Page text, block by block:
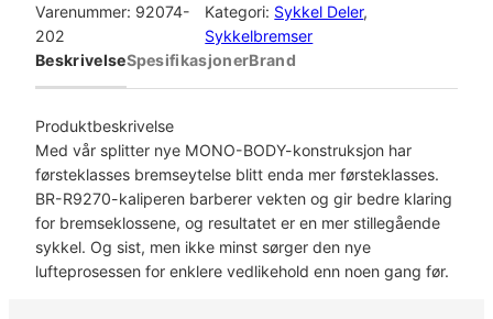
Varenummer: 92074-
202
Kategori: Sykkel Deler
Sykkelbremser
BeskrivelseSpesifikasjonerBrand
Produktbeskrivelse
Med vår splitter nye MONO-BODY-konstruksjon har
førsteklasses bremseytelse blitt enda mer førsteklasses.
BR-R9270-kaliperen barberer vekten og gir bedre klaring
for bremseklossene, og resultatet er en mer stillegående
sykkel. Og sist, men ikke minst sørger den nye
lufteprosessen for enklere vedlikehold enn noen gang før.